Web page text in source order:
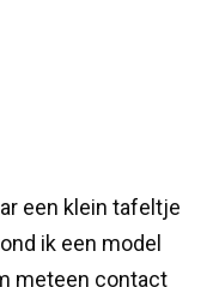
een klein tafeltje
ik een model
meteen contact